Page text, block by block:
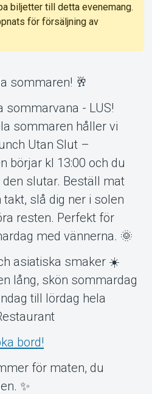
biljetter till detta evenemang.
för försäljning av
sommaren! 🥂
sommarvana - LUS!
sommaren håller vi
Utan Slut –
börjar kl 13:00 och du
slutar. Beställ mat
slå dig ner i solen
resten. Perfekt för
med vännerna. 🌞
asiatiska smaker ☀️
lång, skön sommardag
till lördag hela
bord!
för maten, du
✨